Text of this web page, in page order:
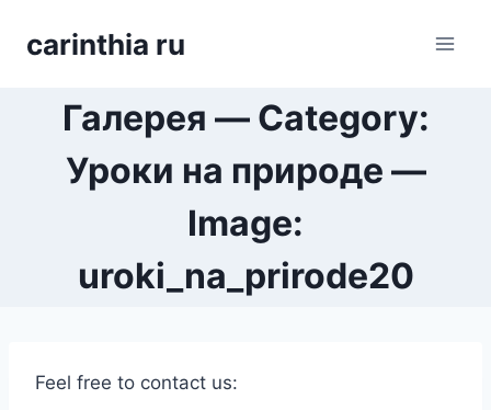
carinthia ru
Галерея — Category:
Уроки на природе —
Image:
uroki_na_prirode20
Feel free to contact us: